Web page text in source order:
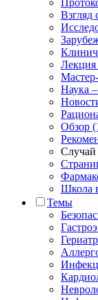
Взгляд
Лекция
Наука
Обзор
Случай
Школа
Темы